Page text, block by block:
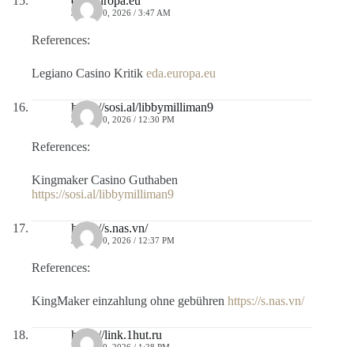
JULIO 10, 2026 / 3:47 AM
References:
Legiano Casino Kritik eda.europa.eu
https://sosi.al/libbymilliman9
JULIO 10, 2026 / 12:30 PM
References:
Kingmaker Casino Guthaben
https://sosi.al/libbymilliman9
https://s.nas.vn/
JULIO 10, 2026 / 12:37 PM
References:
KingMaker einzahlung ohne gebühren https://s.nas.vn/
https://link.1hut.ru